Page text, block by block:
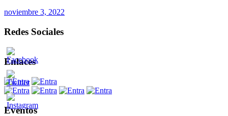
noviembre 3, 2022
Redes Sociales
Enlaces
Eventos